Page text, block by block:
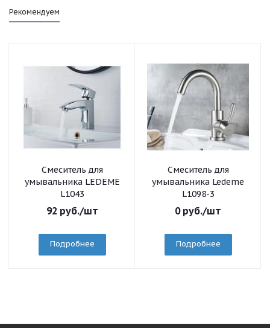
Рекомендуем
Смеситель для
умывальника LEDEME
L1043
92 руб./шт
Подробнее
Смеситель для
умывальника Ledeme
L1098-3
0руб./шт
Подробнее